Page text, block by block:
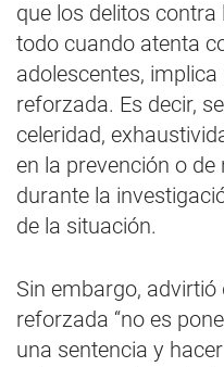
que los delitos
todo cuando atenta
adolescentes,
reforzada. Es decir,
celeridad,
en la prevención o
durante la
de la situación.
Sin embargo, advirtió
reforzada “no es
una sentencia y